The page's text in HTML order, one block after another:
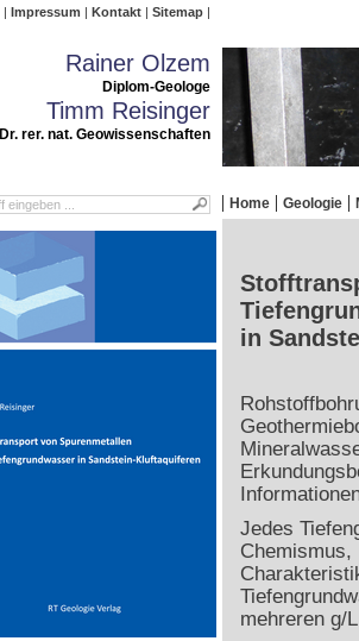
Impressum Kontakt Sitemap
Rainer Olzem
Diplom-Geologe
Timm Reisinger
Dr. rer. nat. Geowissenschaften
Home Geologie
in
Jedes
Chemismus,
mehreren g/